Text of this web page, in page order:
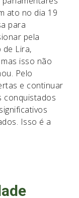
ato no dia 19
para
pela
de Lira,
isso não
Pelo
e continuar
conquistados
Isso é a